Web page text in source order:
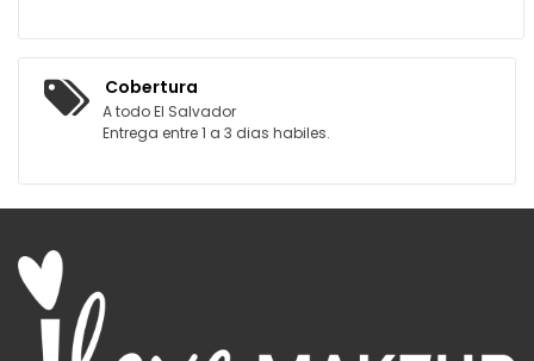
Cobertura
A todo El Salvador
Entrega entre 1 a 3 dias habiles.